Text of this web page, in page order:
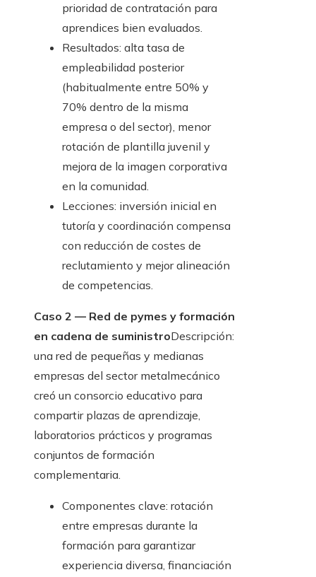
prioridad de contratación para
aprendices bien evaluados.
Resultados: alta tasa de
empleabilidad posterior
(habitualmente entre 50% y
70% dentro de la misma
empresa o del sector), menor
rotación de plantilla juvenil y
mejora de la imagen corporativa
en la comunidad.
Lecciones: inversión inicial en
tutoría y coordinación compensa
con reducción de costes de
reclutamiento y mejor alineación
de competencias.
Caso 2 — Red de pymes y formación
en cadena de suministroDescripción:
una red de pequeñas y medianas
empresas del sector metalmecánico
creó un consorcio educativo para
compartir plazas de aprendizaje,
laboratorios prácticos y programas
conjuntos de formación
complementaria.
Componentes clave: rotación
entre empresas durante la
formación para garantizar
experiencia diversa, financiación